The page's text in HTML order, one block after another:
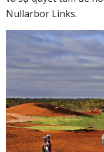
Nullarbor Links.